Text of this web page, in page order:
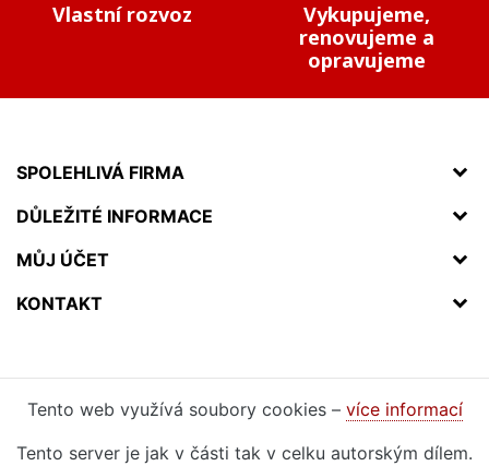
Vlastní rozvoz
Vykupujeme,
renovujeme a
opravujeme
SPOLEHLIVÁ FIRMA
DŮLEŽITÉ INFORMACE
MŮJ ÚČET
KONTAKT
Tento web využívá soubory cookies – více informací
Tento server je jak v části tak v celku autorským dílem.